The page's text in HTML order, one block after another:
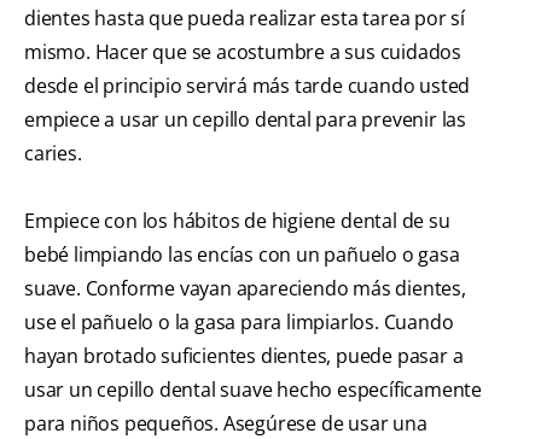
dientes hasta que pueda realizar esta tarea por sí
mismo. Hacer que se acostumbre a sus cuidados
desde el principio servirá más tarde cuando usted
empiece a usar un cepillo dental para prevenir las
caries.
Empiece con los hábitos de higiene dental de su
bebé limpiando las encías con un pañuelo o gasa
suave. Conforme vayan apareciendo más dientes,
use el pañuelo o la gasa para limpiarlos. Cuando
hayan brotado suficientes dientes, puede pasar a
usar un cepillo dental suave hecho específicamente
para niños pequeños. Asegúrese de usar una